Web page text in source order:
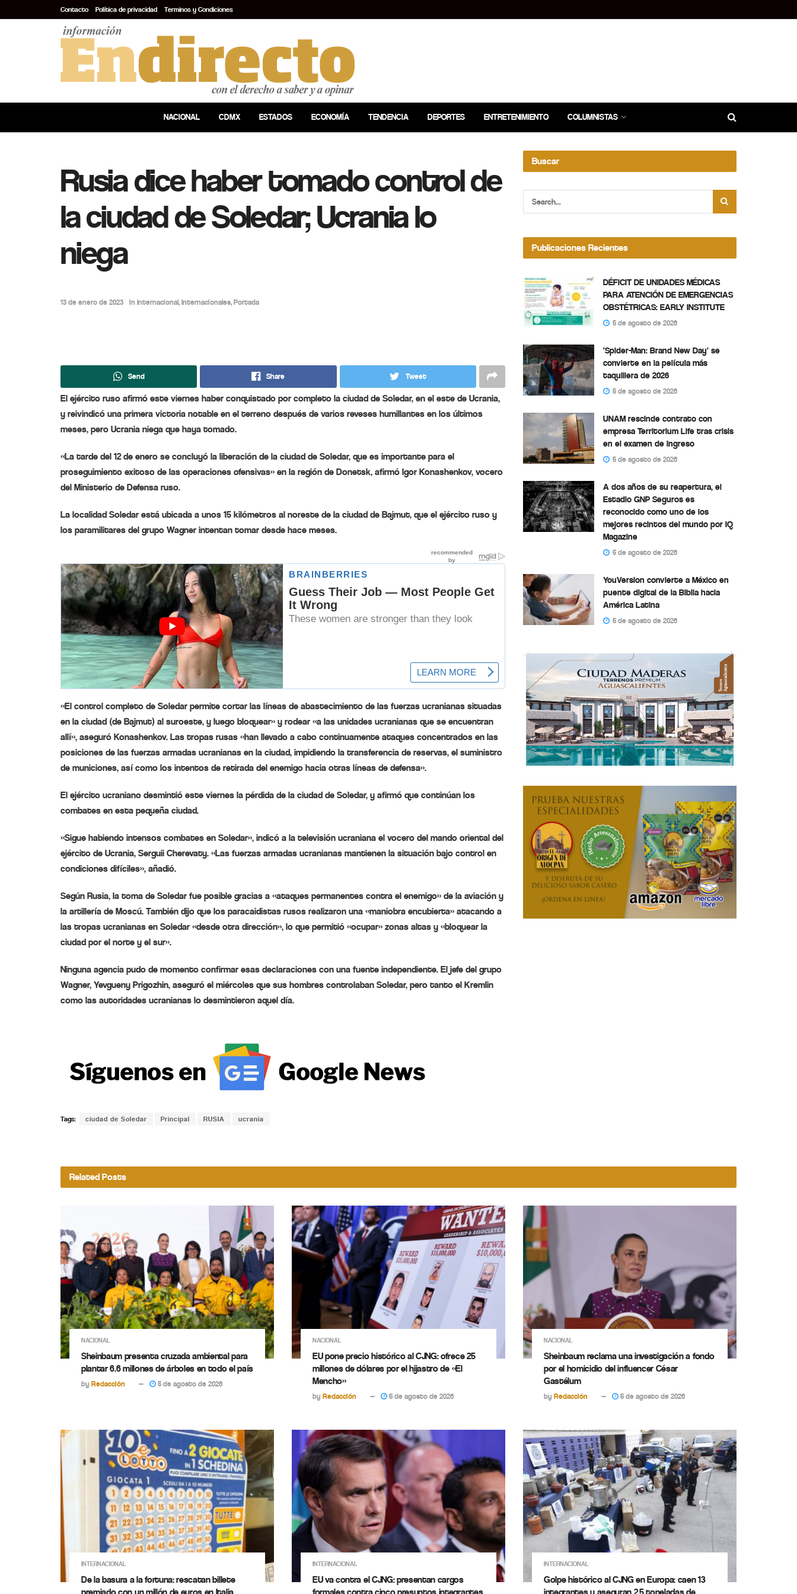
Contacto Política de privacidad Terminos y Condiciones
NACIONAL CDMX ESTADOS ECONOMÍA TENDENCIA DEPORTES ENTRETENIMIENTO COLUMNISTAS
Rusia dice haber tomado control de
la ciudad de Soledar; Ucrania lo
niega
13 de enero de 2023 in Internacional, Internacionales, Portada
Send Share Tweet
El ejército ruso afirmó este viernes haber conquistado por completo la ciudad de Soledar, en el este de Ucrania,
y reivindicó una primera victoria notable en el terreno después de varios reveses humillantes en los últimos
meses, pero Ucrania niega que haya tomado.
«La tarde del 12 de enero se concluyó la liberación de la ciudad de Soledar, que es importante para el
proseguimiento exitoso de las operaciones ofensivas» en la región de Donetsk, afirmó Igor Konashenkov, vocero
del Ministerio de Defensa ruso.
La localidad Soledar está ubicada a unos 15 kilómetros al noreste de la ciudad de Bajmut, que el ejército ruso y
los paramilitares del grupo Wagner intentan tomar desde hace meses.
«El control completo de Soledar permite cortar las líneas de abastecimiento de las fuerzas ucranianas situadas
en la ciudad (de Bajmut) al suroeste, y luego bloquear» y rodear «a las unidades ucranianas que se encuentran
allí», aseguró Konashenkov. Las tropas rusas «han llevado a cabo continuamente ataques concentrados en las
posiciones de las fuerzas armadas ucranianas en la ciudad, impidiendo la transferencia de reservas, el suministro
de municiones, así como los intentos de retirada del enemigo hacia otras líneas de defensa».
El ejército ucraniano desmintió este viernes la pérdida de la ciudad de Soledar, y afirmó que continúan los
combates en esta pequeña ciudad.
«Sigue habiendo intensos combates en Soledar», indicó a la televisión ucraniana el vocero del mando oriental del
ejército de Ucrania, Serguii Cherevaty. «Las fuerzas armadas ucranianas mantienen la situación bajo control en
condiciones difíciles», añadió.
Según Rusia, la toma de Soledar fue posible gracias a «ataques permanentes contra el enemigo» de la aviación y
la artillería de Moscú. También dijo que los paracaidistas rusos realizaron una «maniobra encubierta» atacando a
las tropas ucranianas en Soledar «desde otra dirección», lo que permitió «ocupar» zonas altas y «bloquear la
ciudad por el norte y el sur».
Ninguna agencia pudo de momento confirmar esas declaraciones con una fuente independiente. El jefe del grupo
Wagner, Yevgueny Prigozhin, aseguró el miércoles que sus hombres controlaban Soledar, pero tanto el Kremlin
como las autoridades ucranianas lo desmintieron aquel día.
Tags: ciudad de Soledar Principal RUSIA ucrania
Buscar
Publicaciones Recientes
DÉFICIT DE UNIDADES MÉDICAS
PARA ATENCIÓN DE EMERGENCIAS
OBSTÉTRICAS: EARLY INSTITUTE
5 de agosto de 2026
‘Spider-Man: Brand New Day’ se
convierte en la película más
taquillera de 2026
5 de agosto de 2026
UNAM rescinde contrato con
empresa Territorium Life tras crisis
en el examen de ingreso
5 de agosto de 2026
A dos años de su reapertura, el
Estadio GNP Seguros es
reconocido como uno de los
mejores recintos del mundo por IQ
Magazine
5 de agosto de 2026
YouVersion convierte a México en
puente digital de la Biblia hacia
América Latina
5 de agosto de 2026
Related Posts
NACIONAL
Sheinbaum presenta cruzada ambiental para
plantar 6.6 millones de árboles en todo el país
by Redacción 5 de agosto de 2026
NACIONAL
EU pone precio histórico al CJNG: ofrece 25
millones de dólares por el hijastro de «El
Mencho»
by Redacción 5 de agosto de 2026
NACIONAL
Sheinbaum reclama una investigación a fondo
por el homicidio del influencer César
Gastélum
by Redacción 5 de agosto de 2026
INTERNACIONAL
De la basura a la fortuna: rescatan billete
INTERNACIONAL
EU va contra el CJNG: presentan cargos
INTERNACIONAL
Golpe histórico al CJNG en Europa: caen 13